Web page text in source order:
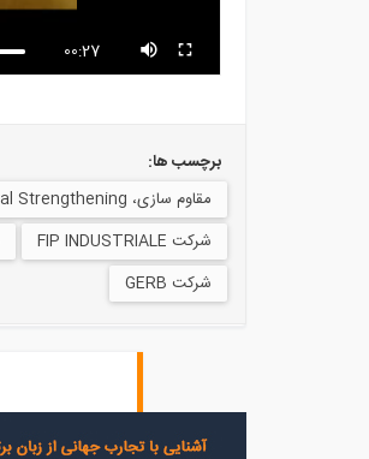
00:27
برچسب ها:
مقاوم سازی، Structural Strengthening
شرکت FIP INDUSTRIALE
شرکت GERB